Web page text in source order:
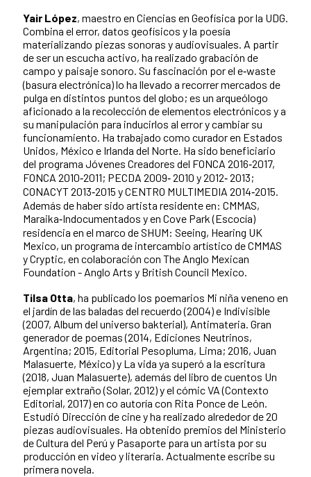
Yair López, maestro en Ciencias en Geofísica por la UDG.
Combina el error, datos geofísicos y la poesía
materializando piezas sonoras y audiovisuales. A partir
de ser un escucha activo, ha realizado grabación de
campo y paisaje sonoro. Su fascinación por el e‐waste
(basura electrónica) lo ha llevado a recorrer mercados de
pulga en distintos puntos del globo; es un arqueólogo
aficionado a la recolección de elementos electrónicos y a
su manipulación para inducirlos al error y cambiar su
funcionamiento. Ha trabajado como curador en Estados
Unidos, México e Irlanda del Norte. Ha sido beneficiario
del programa Jóvenes Creadores del FONCA 2016‐2017,
FONCA 2010‐2011; PECDA 2009‐ 2010 y 2012‐ 2013;
CONACYT 2013‐2015 y CENTRO MULTIMEDIA 2014‐2015.
Además de haber sido artista residente en: CMMAS,
Maraika‐Indocumentados y en Cove Park (Escocía)
residencia en el marco de SHUM: Seeing, Hearing UK
Mexico, un programa de intercambio artístico de CMMAS
y Cryptic, en colaboración con The Anglo Mexican
Foundation - Anglo Arts y British Council Mexico.
Tilsa Otta, ha publicado los poemarios Mi niña veneno en
el jardín de las baladas del recuerdo (2004) e Indivisible
(2007, Album del universo bakterial), Antimateria. Gran
generador de poemas (2014, Ediciones Neutrinos,
Argentina; 2015, Editorial Pesopluma, Lima; 2016, Juan
Malasuerte, México) y La vida ya superó a la escritura
(2018, Juan Malasuerte), además del libro de cuentos Un
ejemplar extraño (Solar, 2012) y el cómic VA (Contexto
Editorial, 2017) en co autoría con Rita Ponce de León.
Estudió Dirección de cine y ha realizado alrededor de 20
piezas audiovisuales. Ha obtenido premios del Ministerio
de Cultura del Perú y Pasaporte para un artista por su
producción en video y literaria. Actualmente escribe su
primera novela.